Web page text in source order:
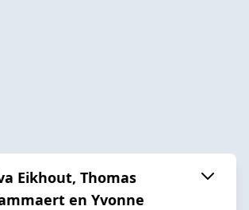
Eikhout, Thomas
en Yvonne